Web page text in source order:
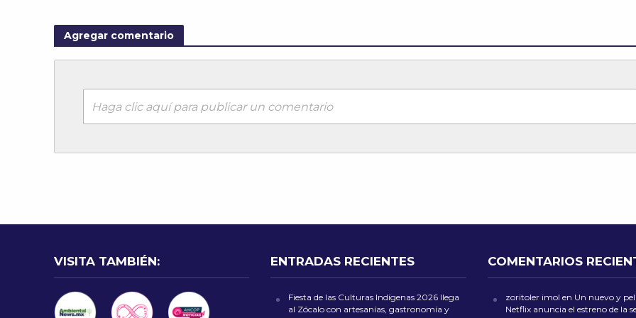
Agregar comentario
Haga clic aquí para publicar un comentario
VISITA TAMBIÉN: ENTRADAS RECIENTES
Fiesta de las Culturas Indígenas 2026 llega
al Zócalo con artesanías, gastronomía y
COMENTARIOS
zoritoler imol en Un nuevo y
Netflix anuncia el estreno de la